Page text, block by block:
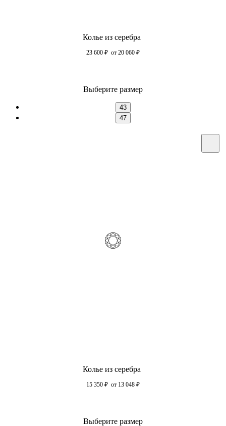
Колье из серебра
23 600 ₽ от 20 060 ₽
Выберите размер
43
47
Колье из серебра
15 350 ₽ от 13 048 ₽
Выберите размер